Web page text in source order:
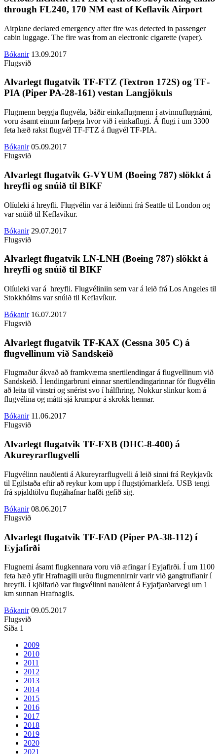
through FL240, 170 NM east of Keflavik Airport
Airplane declared emergency after fire was detected in passenger
cabin luggage. The fire was from an electronic cigarette (vaper).
Bókanir 13.09.2017
Flugsvið
Alvarlegt flugatvik TF-FTZ (Textron 172S) og TF-
PIA (Piper PA-28-161) vestan Langjökuls
Flugmenn beggja flugvéla, báðir einkaflugmenn í atvinnuflugnámi,
voru ásamt einum farþega hvor við í einkaflugi. Á flugi í um 3300
feta hæð rakst flugvél TF-FTZ á flugvél TF-PIA.
Bókanir 05.09.2017
Flugsvið
Alvarlegt flugatvik G-VYUM (Boeing 787) slökkt á
hreyfli og snúið til BIKF
Olíuleki á hreyfli. Flugvélin var á leiðinni frá Seattle til London og
var snúið til Keflavíkur.
Bókanir 29.07.2017
Flugsvið
Alvarlegt flugatvik LN-LNH (Boeing 787) slökkt á
hreyfli og snúið til BIKF
Olíuleki var á hreyfli. Flugvéliniin sem var á leið frá Los Angeles til
Stokkhólms var snúið til Keflavíkur.
Bókanir 16.07.2017
Flugsvið
Alvarlegt flugatvik TF-KAX (Cessna 305 C) á
flugvellinum við Sandskeið
Flugmaður ákvað að framkvæma snertilendingar á flugvellinum við
Sandskeið. Í lendingarbruni einnar snertilendingarinnar fór flugvélin
að leita til vinstri og snérist svo í hálfhring. Nokkur slinkur kom á
flugvélina og mátti sjá krumpur á skrokk hennar.
Bókanir 11.06.2017
Flugsvið
Alvarlegt flugatvik TF-FXB (DHC-8-400) á
Akureyrarflugvelli
Flugvélinn nauðlenti á Akureyrarflugvelli á leið sinni frá Reykjavík
til Egilstaða eftir að reykur kom upp í flugstjórnarklefa. USB tengi
frá spjaldtölvu flugáhafnar hafði gefið sig.
Bókanir 08.06.2017
Flugsvið
Alvarlegt flugatvik TF-FAD (Piper PA-38-112) í
Eyjafirði
Flugnemi ásamt flugkennara voru við æfingar í Eyjafirði. Í um 1100
feta hæð yfir Hrafnagili urðu flugmennirnir varir við gangtruflanir í
hreyfli. Í kjölfarið var flugvélinni nauðlent á Eyjafjarðarvegi um 1
km sunnan Hrafnagils.
Bókanir 09.05.2017
Flugsvið
Síða 1
2009
2010
2011
2012
2013
2014
2015
2016
2017
2018
2019
2020
2021